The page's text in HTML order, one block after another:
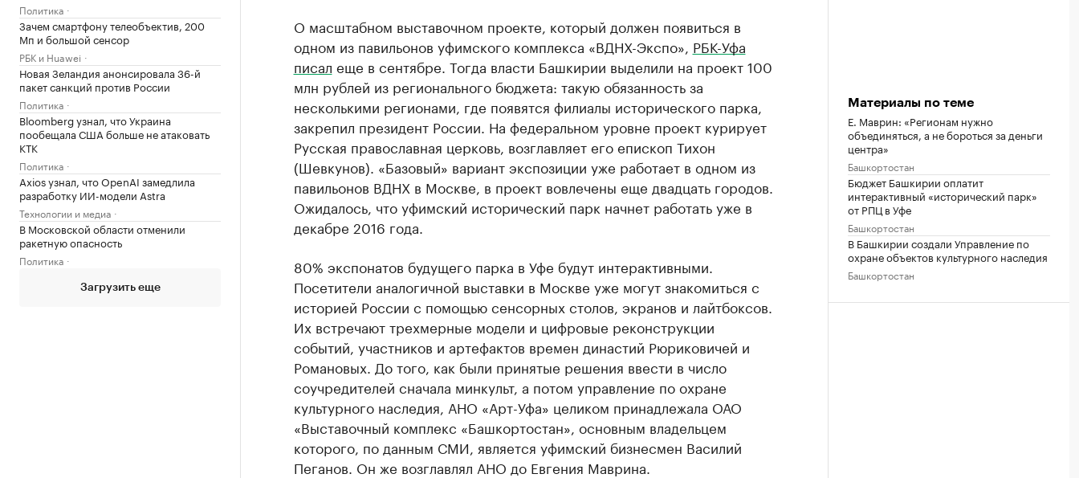
Политика
Зачем смартфону телеобъектив, 200
Мп и большой сенсор
РБК и Huawei
Новая Зеландия анонсировала 36-й
пакет санкций против России
Политика
Bloomberg узнал, что Украина
пообещала США больше не атаковать
КТК
Политика
Axios узнал, что OpenAI замедлила
разработку ИИ-модели Astra
Технологии и медиа
В Московской области отменили
ракетную опасность
Политика
Загрузить еще
О масштабном выставочном проекте, который должен появиться в
одном из павильонов уфимского комплекса «ВДНХ-Экспо», РБК-Уфа
писал еще в сентябре. Тогда власти Башкирии выделили на проект 100
млн рублей из регионального бюджета: такую обязанность за
несколькими регионами, где появятся филиалы исторического парка,
закрепил президент России. На федеральном уровне проект курирует
Русская православная церковь, возглавляет его епископ Тихон
(Шевкунов). «Базовый» вариант экспозиции уже работает в одном из
павильонов ВДНХ в Москве, в проект вовлечены еще двадцать городов.
Ожидалось, что уфимский исторический парк начнет работать уже в
декабре 2016 года.
80% экспонатов будущего парка в Уфе будут интерактивными.
Посетители аналогичной выставки в Москве уже могут знакомиться с
историей России с помощью сенсорных столов, экранов и лайтбоксов.
Их встречают трехмерные модели и цифровые реконструкции
событий, участников и артефактов времен династий Рюриковичей и
Романовых. До того, как были принятые решения ввести в число
соучредителей сначала минкульт, а потом управление по охране
культурного наследия, АНО «Арт-Уфа» целиком принадлежала ОАО
«Выставочный комплекс «Башкортостан», основным владельцем
которого, по данным СМИ, является уфимский бизнесмен Василий
Пеганов. Он же возглавлял АНО до Евгения Маврина.
Материалы по теме
Е. Маврин: «Регионам нужно
объединяться, а не бороться за деньги
центра»
Башкортостан
Бюджет Башкирии оплатит
интерактивный «исторический парк»
от РПЦ в Уфе
Башкортостан
В Башкирии создали Управление по
охране объектов культурного наследия
Башкортостан